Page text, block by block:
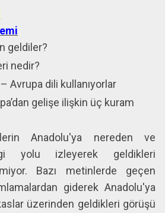
geldiler?
nedir?
Avrupa dili kullanıyorlar
gelişe ilişkin üç kuram
Anadolu'ya nereden ve
yolu izleyerek geldikleri
Bazı metinlerde geçen
giderek Anadolu'ya
üzerinden geldikleri görüşü